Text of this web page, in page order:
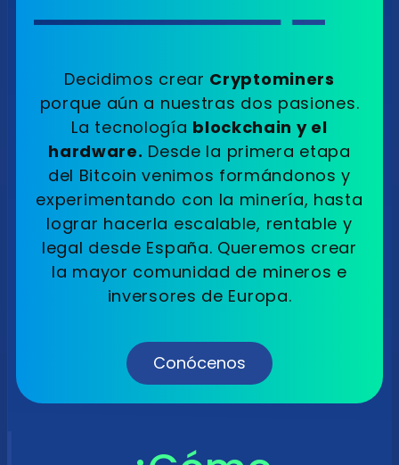
Decidimos crear Cryptominers
porque aún a nuestras dos pasiones.
La tecnología blockchain y el
hardware. Desde la primera etapa
del Bitcoin venimos formándonos y
experimentando con la minería, hasta
lograr hacerla escalable, rentable y
legal desde España. Queremos crear
la mayor comunidad de mineros e
inversores de Europa.
Conócenos